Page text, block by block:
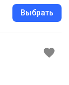
Выбрать